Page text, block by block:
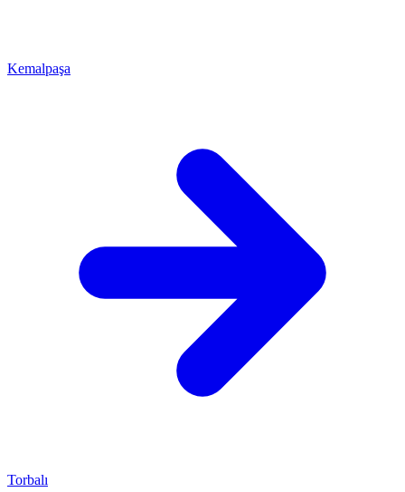
Kemalpaşa
Torbalı